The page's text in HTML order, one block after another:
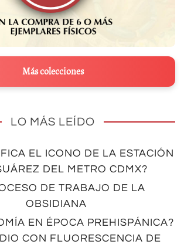
Más colecciones
LO MÁS LEÍDO
EL ICONO DE LA ESTACIÓN
DEL METRO CDMX?
DE TRABAJO DE LA
OBSIDIANA
EN ÉPOCA PREHISPÁNICA?
CON FLUORESCENCIA DE